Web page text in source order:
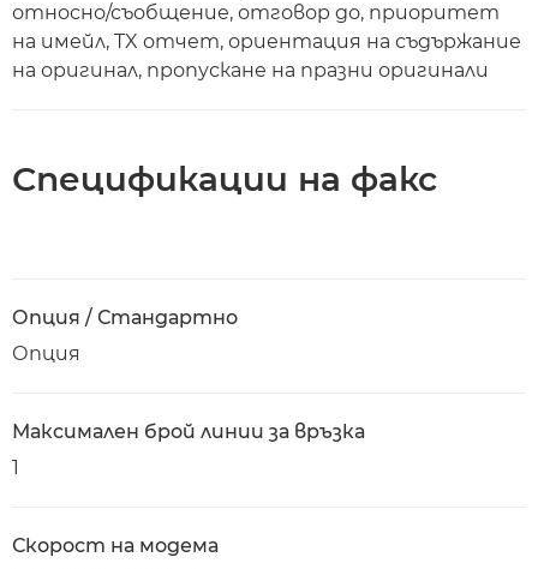
относно/съобщение, отговор до, приоритет
на имейл, TX отчет, ориентация на съдържание
на оригинал, пропускане на празни оригинали
Спецификации на факс
Опция / Стандартно
Опция
Максимален брой линии за връзка
1
Скорост на модема